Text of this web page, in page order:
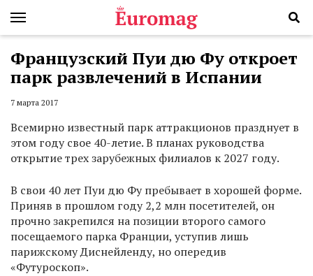
Французский Пуи дю Фу откроет
парк развлечений в Испании
7 марта 2017
Всемирно известный парк аттракционов празднует в
этом году свое 40-летие. В планах руководства
открытие трех зарубежных филиалов к 2027 году.
В свои 40 лет Пуи дю Фу пребывает в хорошей форме.
Приняв в прошлом году 2,2 млн посетителей, он
прочно закрепился на позиции второго самого
посещаемого парка Франции, уступив лишь
парижскому Диснейленду, но опередив
«Футуроскоп».